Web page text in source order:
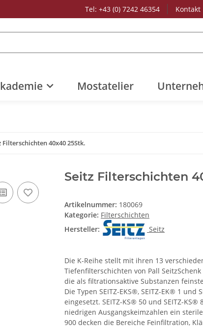
Tel: +43 (0) 7242 46354 Kontakt
Mostatelier
Filterschichten 40x40 25Stk.
Seitz Filterschichten
Artikelnummer: 180069
Kategorie: Filterschichten
Hersteller:
Seitz
Die K-Reihe stellt mit ihren 13
Tiefenfilterschichten von Pall
die als filtrationsaktive Substanzen
Die Typen SEITZ-EKS®, SEITZ-EK® 1
eingesetzt. SEITZ-KS® 50 und SEITZ-
niedrigen Ausgangskeimzahlen ein
900 decken die Bereiche Feinfiltration,